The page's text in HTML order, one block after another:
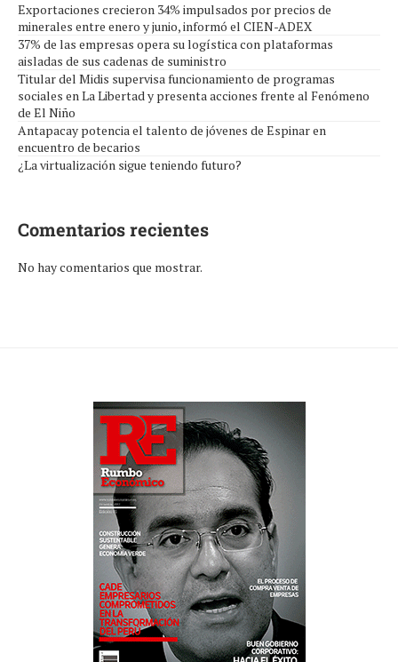
Exportaciones crecieron 34% impulsados por precios de
minerales entre enero y junio, informó el CIEN-ADEX
37% de las empresas opera su logística con plataformas
aisladas de sus cadenas de suministro
Titular del Midis supervisa funcionamiento de programas
sociales en La Libertad y presenta acciones frente al Fenómeno
de El Niño
Antapacay potencia el talento de jóvenes de Espinar en
encuentro de becarios
¿La virtualización sigue teniendo futuro?
Comentarios recientes
No hay comentarios que mostrar.